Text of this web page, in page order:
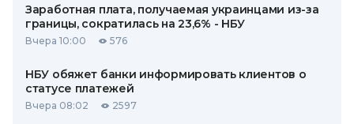
Заработная плата, получаемая украинцами из-за
границы, сократилась на 23,6% - НБУ
Вчера 10:00 576
НБУ обяжет банки информировать клиентов о
статусе платежей
Вчера 08:02 2597